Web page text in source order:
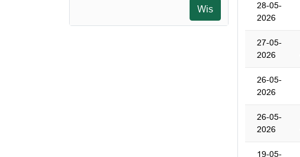
Wis
28-05-
2026
27-05-
2026
26-05-
2026
26-05-
2026
19-05-